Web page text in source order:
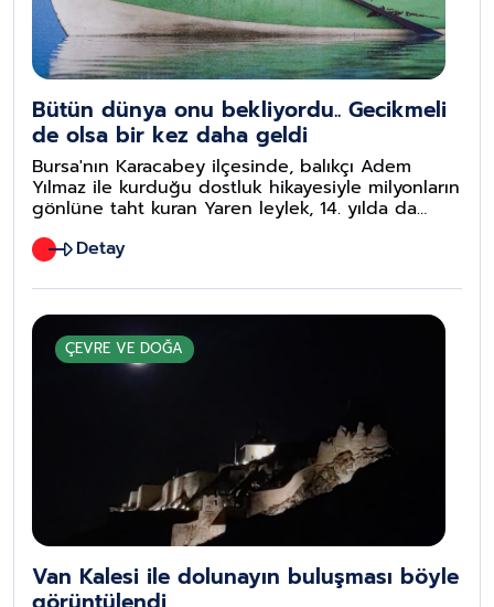
Bütün dünya onu bekliyordu.. Gecikmeli
de olsa bir kez daha geldi
Bursa'nın Karacabey ilçesinde, balıkçı Adem
Yılmaz ile kurduğu dostluk hikayesiyle milyonların
gönlüne taht kuran Yaren leylek, 14. yılda da
dostu Adem Yılmaz'ın kayığına kondu.
Detay
ÇEVRE VE DOĞA
Van Kalesi ile dolunayın buluşması böyle